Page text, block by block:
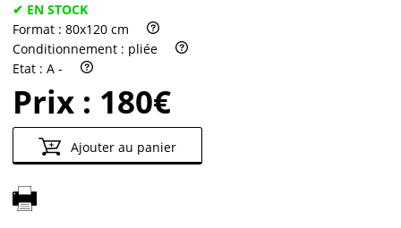
✔ EN STOCK
Format : 80x120 cm
Conditionnement : pliée
Etat : A -
Prix : 180€
Ajouter au panier